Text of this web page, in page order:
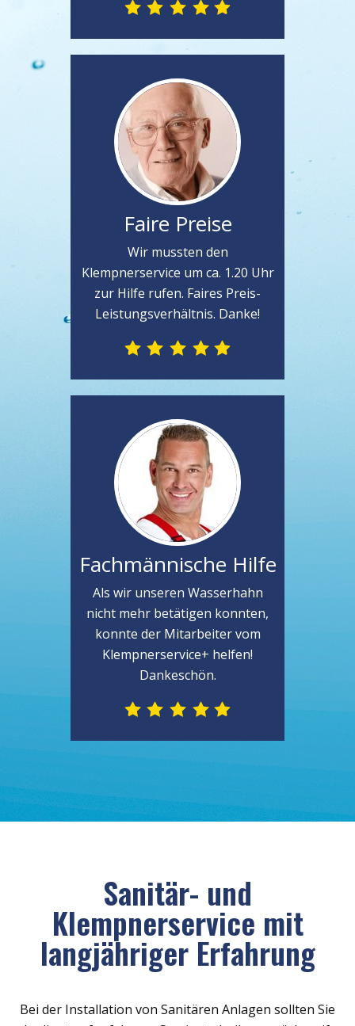
Faire Preise
Wir mussten den
Klempnerservice um ca. 1.20 Uhr
zur Hilfe rufen. Faires Preis-
Leistungsverhältnis. Danke!
Fachmännische Hilfe
Als wir unseren Wasserhahn
nicht mehr betätigen konnten,
konnte der Mitarbeiter vom
Klempnerservice+ helfen!
Dankeschön.
Sanitär- und
Klempnerservice mit
langjähriger Erfahrung
Bei der Installation von Sanitären Anlagen sollten Sie